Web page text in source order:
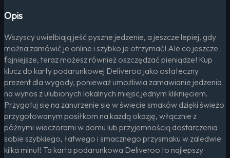
Opis
Wszyscy uwielbiają jeść pyszne jedzenie, a jeszcze lepiej, gdy
można zamówić je online i szybko je otrzymać! Ale co jeszcze
fajniejsze, teraz możesz również oszczędzać pieniądze! Kup
klucz do karty podarunkowej Deliveroo jako ostateczny
prezent dla wygody, ponieważ umożliwia zamawianie jedzenia
na wynos z ulubionych lokalnych miejsc jednym kliknięciem.
Przygotuj się na zanurzenie się w świecie smaków dzięki świeżo
przygotowanym posiłkom na każdą okazję, włącznie z
późnymi wieczorami w domu lub przyjemnością dostarczenia
sobie szybkiego, łatwego i smacznego przysmaku w zaledwie
kilka minut! Ta karta podarunkowa Deliveroo to najlepszy